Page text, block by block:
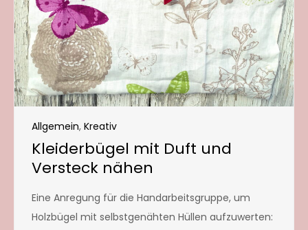
Allgemein, Kreativ
Kleiderbügel mit Duft und
Versteck nähen
Eine Anregung für die Handarbeitsgruppe, um
Holzbügel mit selbstgenähten Hüllen aufzuwerten: